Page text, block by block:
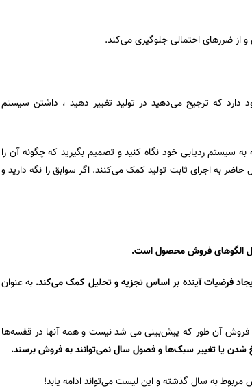
از ضررهای احتمالی جلوگیری می‌کند.
که ترجیح می‌دهید در تولید تغییر دهید ، داشتن سیستم
سیستم ردیابی خود نگاه کنید و تصمیم بگیرید که چگونه آن را
به اجرای ثابت تولید کمک می‌کنند. اگر سوابق را نگه دارید و
الگوهای فروش محصول است.
فرضیات آینده بر اساس تجزیه و تحلیل کمک می‌کند. به عنوان
فروش آن طور که پیش‌بینی می شد نیست و همه آنها در قفسه‌ها
شدن یا تغییر سبک‌ها و فصول سال نمی‌توانند به فروش برسند.
به سال گذشته و این لیست می‌تواند ادامه یابد!